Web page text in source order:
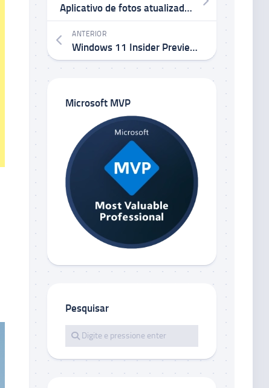
Aplicativo de fotos atualizado para Windows 11 com fotos do iCloud agora sendo implementado para os Windows Insiders
ANTERIOR
Windows 11 Insider Preview Build 22621.741 e 22623.741 (KB5018503) no Canal Beta
Microsoft MVP
Pesquisar